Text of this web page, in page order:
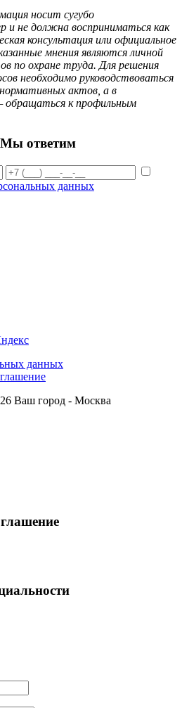
носит сугубо
и не должна восприниматься как
консультация или официальное
мнения являются личной
по охране труда. Для решения
необходимо руководствоваться
актов, а в
обращаться к профильным
ответим
данных
данных
Ваш город - Москва